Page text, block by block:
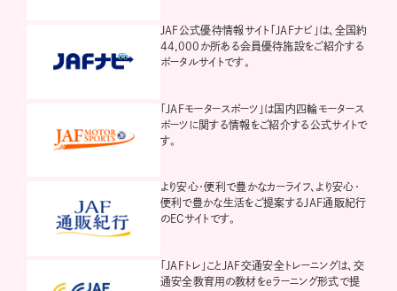
JAF公式優待情報サイト「JAFナビ」は、全国約
44,000か所ある会員優待施設をご紹介する
ポータルサイトです。
「JAFモータースポーツ」は国内四輪モータース
ポーツに関する情報をご紹介する公式サイトで
す。
より安心・便利で豊かなカーライフ、より安心・
便利で豊かな生活をご提案するJAF通販紀行
のECサイトです。
「JAFトレ」ことJAF交通安全トレーニングは、交
通安全教育用の教材をeラーニング形式で提